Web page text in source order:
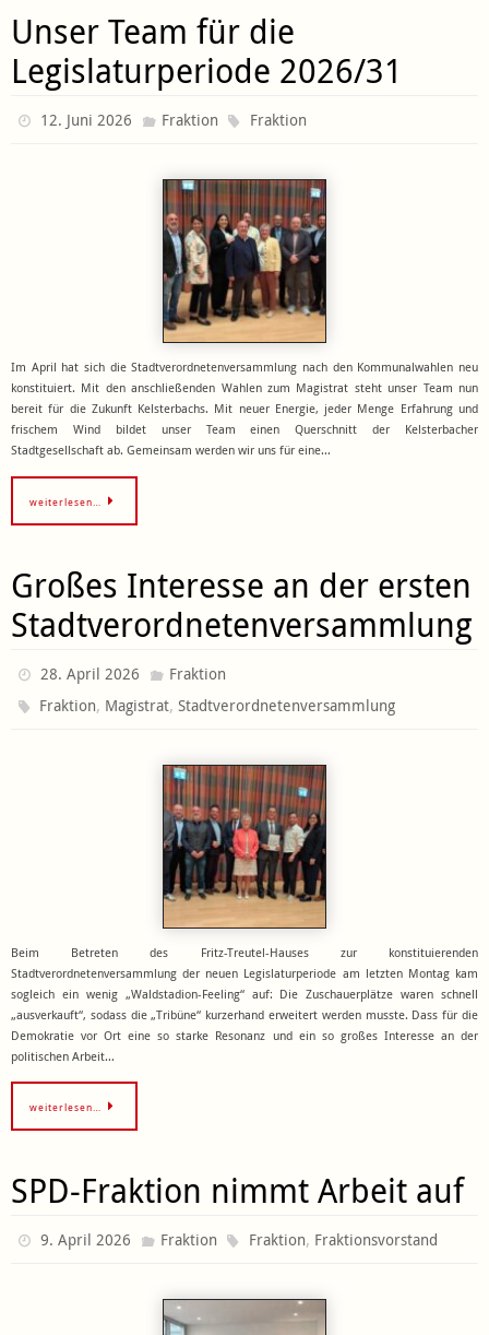
Unser Team für die
Legislaturperiode 2026/31
12. Juni 2026 Fraktion Fraktion
Im April hat sich die Stadtverordnetenversammlung nach den Kommunalwahlen neu
konstituiert. Mit den anschließenden Wahlen zum Magistrat steht unser Team nun
bereit für die Zukunft Kelsterbachs. Mit neuer Energie, jeder Menge Erfahrung und
frischem Wind bildet unser Team einen Querschnitt der Kelsterbacher
Stadtgesellschaft ab. Gemeinsam werden wir uns für eine…
weiterlesen…
Großes Interesse an der ersten
Stadtverordnetenversammlung
28. April 2026
Fraktion
Fraktion, Magistrat,Stadtverordnetenversammlung
Beim Betreten des Fritz-Treutel-Hauses zur konstituierenden
Stadtverordnetenversammlung der neuen Legislaturperiode am letzten Montag kam
sogleich ein wenig „Waldstadion-Feeling“ auf: Die Zuschauerplätze waren schnell
„ausverkauft“, sodass die „Tribüne“ kurzerhand erweitert werden musste. Dass für die
Demokratie vor Ort eine so starke Resonanz und ein so großes Interesse an der
politischen Arbeit…
weiterlesen…
SPD-Fraktion nimmt Arbeit auf
9. April 2026 Fraktion Fraktion, Fraktionsvorstand